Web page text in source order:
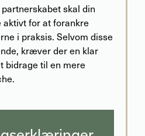
skal din
for at forankre
i praksis. Selvom disse
kræver der en klar
bidrage til en mere